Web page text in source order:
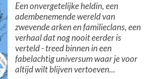
Een onvergetelijke heldin, een
adembenemende wereld van
zwevende arken en familieclans, een
verhaal dat nog nooit eerder is
verteld - treed binnen in een
fabelachtig universum waar je voor
altijd wilt blijven vertoeven...